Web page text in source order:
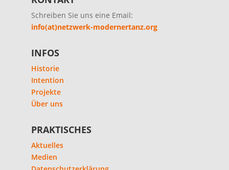
Schreiben Sie uns eine Email:
info(at)netzwerk-modernertanz.org
INFOS
Historie
Intention
Projekte
Über uns
PRAKTISCHES
Aktuelles
Medien